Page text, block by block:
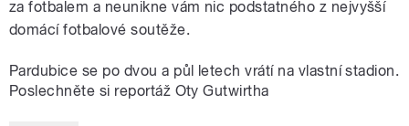
za fotbalem a neunikne vám nic podstatného z nejvyšší
domácí fotbalové soutěže.
Pardubice se po dvou a půl letech vrátí na vlastní stadion.
Poslechněte si reportáž Oty Gutwirtha